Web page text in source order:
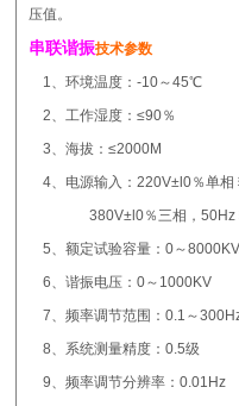
压值。
串联谐振技术参数
1、环境温度：-10～45℃
2、工作湿度：≤90％
3、海拔：≤2000M
4、电源输入：220V±l0％单相
380V±l0％三相，50Hz
5、额定试验容量：0～
6、谐振电压：0～1000KV
7、频率调节范围：0.1～
8、系统测量精度：0.5级
9、频率调节分辨率：0.01Hz